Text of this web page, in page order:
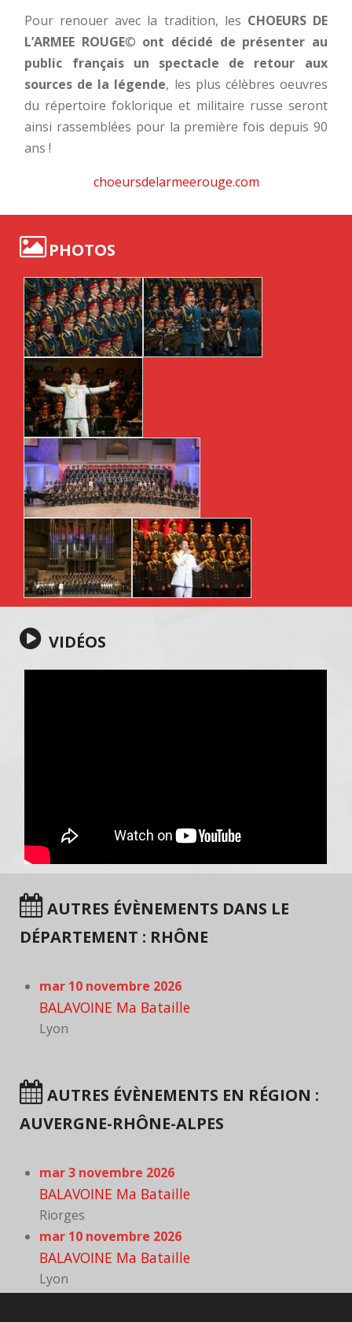
Pour renouer avec la tradition, les CHOEURS DE
L’ARMEE ROUGE© ont décidé de présenter au
public français un spectacle de retour aux
sources de la légende, les plus célèbres oeuvres
du répertoire foklorique et militaire russe seront
ainsi rassemblées pour la première fois depuis 90
ans !
choeursdelarmeerouge.com
PHOTOS
VIDÉOS
AUTRES ÉVÈNEMENTS DANS LE
DÉPARTEMENT : RHÔNE
mar 10 novembre 2026
BALAVOINE Ma Bataille
Lyon
AUTRES ÉVÈNEMENTS EN RÉGION :
AUVERGNE-RHÔNE-ALPES
mar 3 novembre 2026
BALAVOINE Ma Bataille
Riorges
mar 10 novembre 2026
BALAVOINE Ma Bataille
Lyon